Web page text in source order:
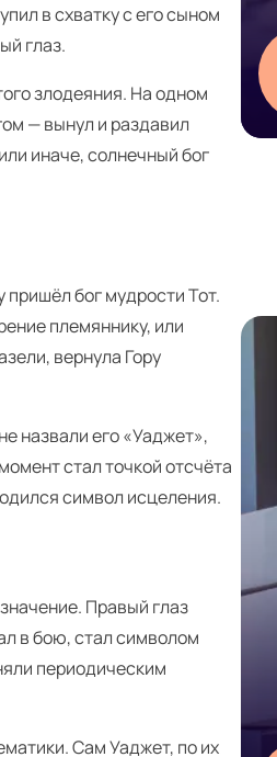
в схватку с его сыном
глаз.
злодеяния. На одном
— вынул и раздавил
иначе, солнечный бог
бог мудрости Тот.
племяннику, или
вернула Гору
назвали его «Уаджет»,
стал точкой отсчёта
символ исцеления.
Правый глаз
в бою, стал символом
периодическим
Сам Уаджет, по их